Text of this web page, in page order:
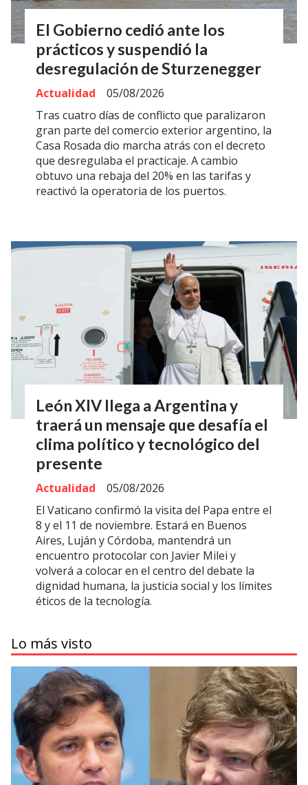
El Gobierno cedió ante los
prácticos y suspendió la
desregulación de Sturzenegger
Actualidad
05/08/2026
Tras cuatro días de conflicto que paralizaron
gran parte del comercio exterior argentino, la
Casa Rosada dio marcha atrás con el decreto
que desregulaba el practicaje. A cambio
obtuvo una rebaja del 20% en las tarifas y
reactivó la operatoria de los puertos.
León XIV llega a Argentina y
traerá un mensaje que desafía el
clima político y tecnológico del
presente
Actualidad
05/08/2026
El Vaticano confirmó la visita del Papa entre el
8 y el 11 de noviembre. Estará en Buenos
Aires, Luján y Córdoba, mantendrá un
encuentro protocolar con Javier Milei y
volverá a colocar en el centro del debate la
dignidad humana, la justicia social y los límites
éticos de la tecnología.
Lo más visto